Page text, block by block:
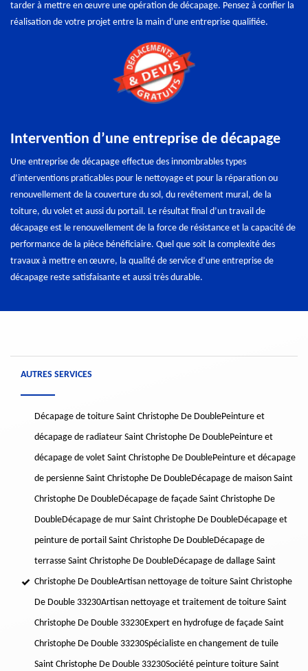
tarder à mettre en œuvre une opération de décapage. Pensez à confier la
réalisation de votre projet entre la main d’une entreprise qualifiée.
Intervention d’une entreprise de décapage
Une entreprise de décapage effectue des innombrables types
d’interventions praticables pour le nettoyage et pour la réparation ou
renouvellement de la couverture du sol, du revêtement mural, de la
toiture, du volet et aussi du portail. Le résultat final d’un travail de
décapage est le renouvellement de la force de résistance et la capacité de
performance de la pièce bénéficiaire. Quel que soit la complexité des
travaux à mettre en œuvre, la qualité de service d’une entreprise de
décapage reste satisfaisante et aussi très durable.
AUTRES SERVICES
Décapage de toiture Saint Christophe De DoublePeinture et
décapage de radiateur Saint Christophe De DoublePeinture et
décapage de volet Saint Christophe De DoublePeinture et décapage
de persienne Saint Christophe De DoubleDécapage de maison Saint
Christophe De DoubleDécapage de façade Saint Christophe De
DoubleDécapage de mur Saint Christophe De DoubleDécapage et
peinture de portail Saint Christophe De DoubleDécapage de
terrasse Saint Christophe De DoubleDécapage de dallage Saint
Christophe De DoubleArtisan nettoyage de toiture Saint Christophe
De Double 33230Artisan nettoyage et traitement de toiture Saint
Christophe De Double 33230Expert en hydrofuge de façade Saint
Christophe De Double 33230Spécialiste en changement de tuile
Saint Christophe De Double 33230Société peinture toiture Saint